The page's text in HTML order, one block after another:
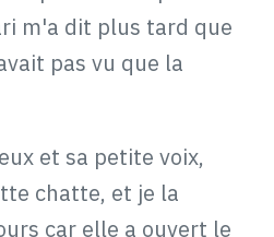
m'a dit plus tard que
pas vu que la
et sa petite voix,
chatte, et je la
car elle a ouvert le